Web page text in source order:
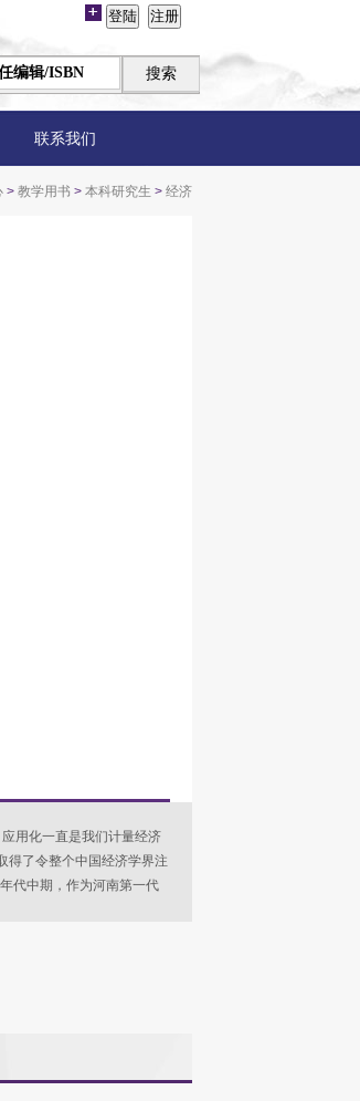
联系我们
> 教学用书 > 本科研究生 > 经济
用化一直是我们计量经济
得了令整个中国经济学界注
代中期，作为河南第一代